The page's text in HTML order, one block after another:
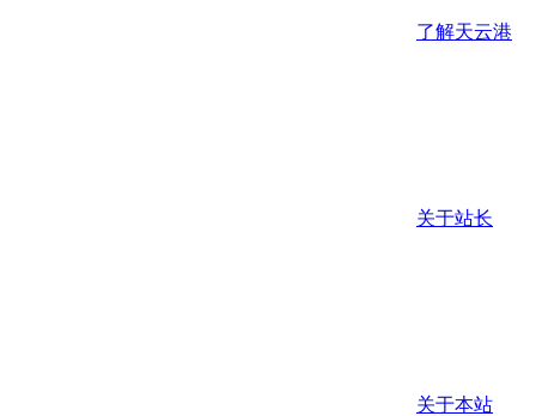
了解天云港
关于站长
关于本站